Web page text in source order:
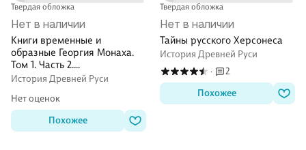
Твердая обложка
Нет в наличии
Книги временные и
образные Георгия Монаха.
Том 1. Часть 2.
Текстологический
История Древней Руси
Нет оценок
Похожее
Твердая обложка
Нет в наличии
Тайны русского Херсонеса
История Древней Руси
·
2
Похожее